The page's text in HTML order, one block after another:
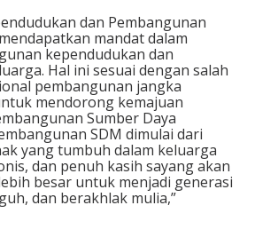
dan Pembangunan
mandat dalam
kependudukan dan
Hal ini sesuai dengan salah
pembangunan jangka
mendorong kemajuan
Sumber Daya
SDM dimulai dari
yang tumbuh dalam keluarga
dan penuh kasih sayang akan
besar untuk menjadi generasi
dan berakhlak mulia,”